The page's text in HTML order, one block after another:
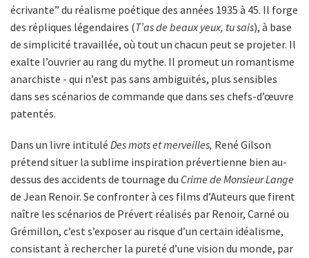
écrivante” du réalisme poétique des années 1935 à 45. Il forge
des répliques légendaires (T’as de beaux yeux, tu sais), à base
de simplicité travaillée, où tout un chacun peut se projeter. Il
exalte l’ouvrier au rang du mythe. Il promeut un romantisme
anarchiste - qui n’est pas sans ambiguïtés, plus sensibles
dans ses scénarios de commande que dans ses chefs-d’œuvre
patentés.
Dans un livre intitulé Des mots et merveilles, René Gilson
prétend situer la sublime inspiration prévertienne bien au-
dessus des accidents de tournage du Crime de Monsieur Lange
de Jean Renoir. Se confronter à ces films d’Auteurs que firent
naître les scénarios de Prévert réalisés par Renoir, Carné ou
Grémillon, c’est s’exposer au risque d’un certain idéalisme,
consistant à rechercher la pureté d’une vision du monde, par